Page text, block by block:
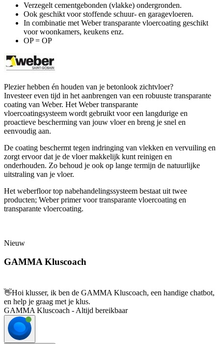
Verzegelt cementgebonden (vlakke) ondergronden.
Ook geschikt voor stoffende schuur- en garagevloeren.
In combinatie met Weber transparante vloercoating geschikt
voor woonkamers, keukens enz.
OP = OP
Plezier hebben én houden van je betonlook zichtvloer?
Investeer even tijd in het aanbrengen van een robuuste transparante
coating van Weber. Het Weber transparante
vloercoatingsysteem wordt gebruikt voor een langdurige en
proactieve bescherming van jouw vloer en breng je snel en
eenvoudig aan.
De coating beschermt tegen indringing van vlekken en vervuiling en
zorgt ervoor dat je de vloer makkelijk kunt reinigen en
onderhouden. Zo behoud je ook op lange termijn de natuurlijke
uitstraling van je vloer.
Het weberfloor top nabehandelingssysteem bestaat uit twee
producten; Weber primer voor transparante vloercoating en
transparante vloercoating.
Nieuw
GAMMA Kluscoach
👋Hoi klusser, ik ben de GAMMA Kluscoach, een handige chatbot,
en help je graag met je klus.
GAMMA Kluscoach - Altijd bereikbaar